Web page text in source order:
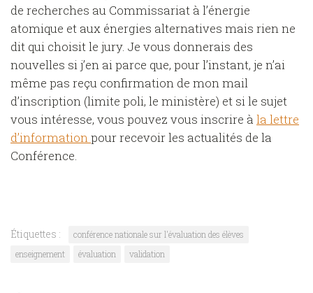
de recherches au Commissariat à l’énergie
atomique et aux énergies alternatives mais rien ne
dit qui choisit le jury. Je vous donnerais des
nouvelles si j’en ai parce que, pour l’instant, je n’ai
même pas reçu confirmation de mon mail
d’inscription (limite poli, le ministère) et si le sujet
vous intéresse, vous pouvez vous inscrire à la lettre
d’information pour recevoir les actualités de la
Conférence.
Étiquettes :
conférence nationale sur l'évaluation des élèves
enseignement
évaluation validation